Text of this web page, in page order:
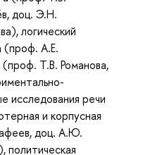
доц. Э.Н.
логический
(проф. А.Е.
Т.В. Романова,
исследования речи
и корпусная
доц. А.Ю.